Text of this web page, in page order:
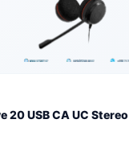
20 USB CA UC Stereo